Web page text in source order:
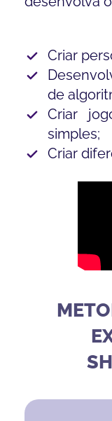
Criar
de
Criar
simples;
Criar